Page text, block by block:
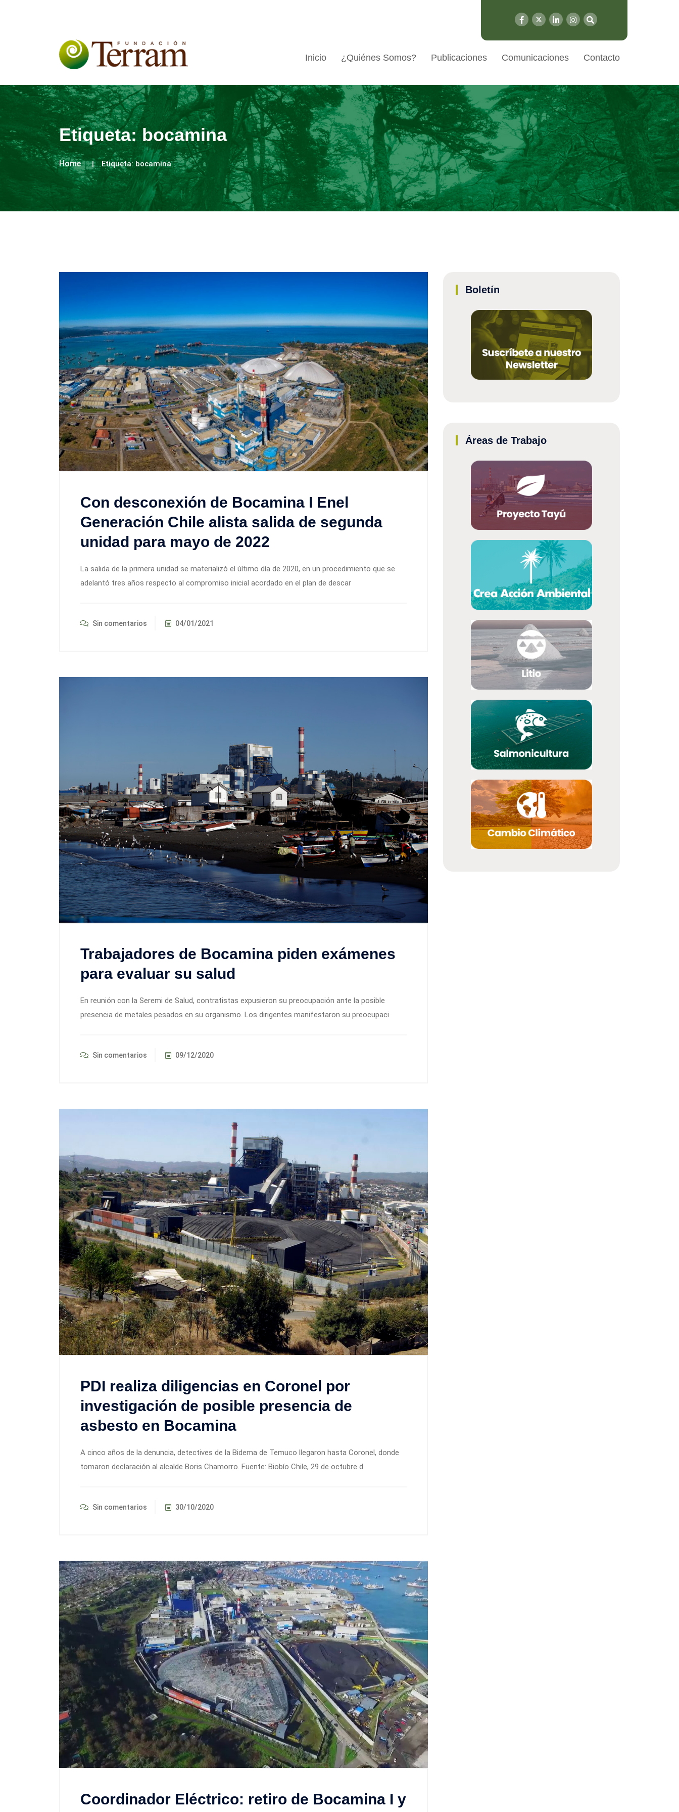
Inicio ¿Quiénes Somos? Publicaciones Comunicaciones Contacto
Etiqueta:bocamina
Home Etiqueta:bocamina
Con desconexión de Bocamina I Enel
Generación Chile alista salida de segunda
unidad para mayo de 2022
La salida de la primera unidad se materializó el último día de 2020, en un procedimiento que se
adelantó tres años respecto al compromiso inicial acordado en el plan de descar
Sin comentarios 04/01/2021
Trabajadores de Bocamina piden exámenes
para evaluar su salud
En reunión con la Seremi de Salud, contratistas expusieron su preocupación ante la posible
presencia de metales pesados en su organismo. Los dirigentes manifestaron su preocupaci
Sin comentarios 09/12/2020
PDI realiza diligencias en Coronel por
investigación de posible presencia de
asbesto en Bocamina
A cinco años de la denuncia, detectives de la Bidema de Temuco llegaron hasta Coronel, donde
tomaron declaración al alcalde Boris Chamorro. Fuente: Biobío Chile, 29 de octubre d
Sin comentarios 30/10/2020
Coordinador Eléctrico: retiro de Bocamina I y
Boletín
Áreas de Trabajo